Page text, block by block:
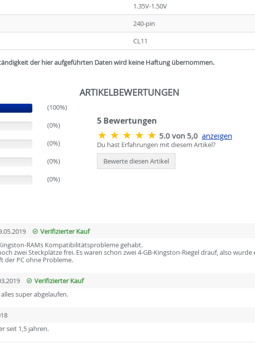
1.35V-1.50V
240-pin
CL11
der hier aufgeführten Daten wird keine Haftung übernommen.
ARTIKELBEWERTUNGEN
(100%)
(0%)
(0%)
(0%)
(0%)
5 Bewertungen
5.0 von 5,0 anzeigen
Du hast Erfahrungen mit diesem Artikel?
Bewerte diesen Artikel
Verifizierter Kauf
RAMs Kompatibilitätsprobleme gehabt.
zwei Steckplätze frei. Es waren schon zwei 4-GB-Kingston-Riegel drauf, also
der PC ohne Probleme.
Verifizierter Kauf
super abgelaufen.
seit 1,5 jahren.